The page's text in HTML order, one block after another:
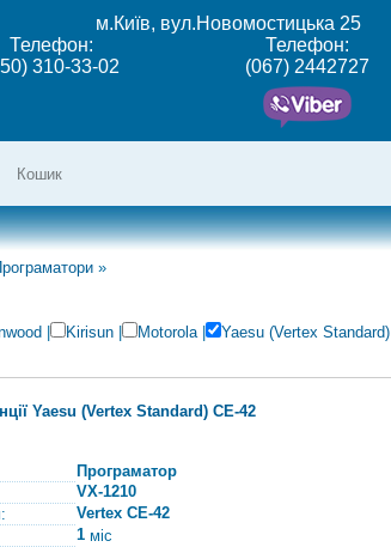
м.Київ, вул.Новомостицька 25
Телефон:
310-33-02
Телефон:
(067) 2442727
Кошик
»
Kirisun Motorola|
Yaesu (Vertex Standard)
Yaesu (Vertex Standard) CE-42
Програматор
VX-1210
Vertex CE-42
1 міс